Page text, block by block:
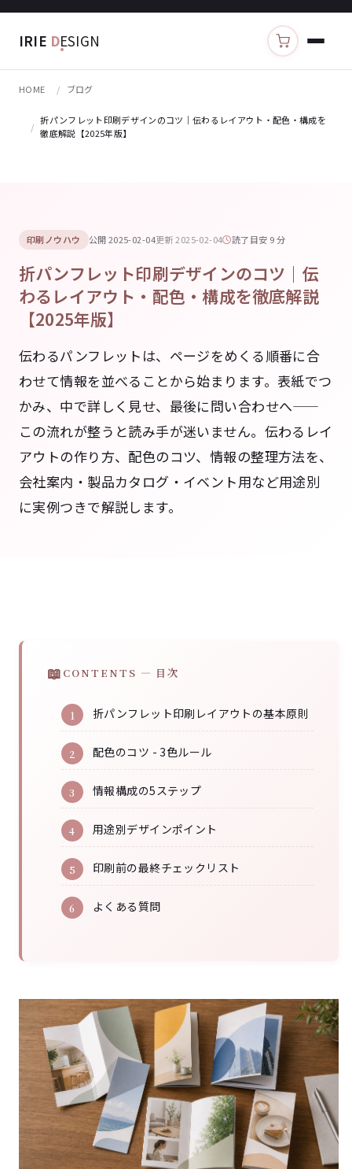
IRIE DESIGN カートを見る
HOME ブログ
折パンフレット印刷デザインのコツ｜伝わるレイアウト・配色・構成を
徹底解説【2025年版】
印刷ノウハウ 公開 2025-02-04更新 2025-02-04 読了目安 9 分
折パンフレット印刷デザインのコツ｜伝
わるレイアウト・配色・構成を徹底解説
【2025年版】
伝わるパンフレットは、ページをめくる順番に合
わせて情報を並べることから始まります。表紙でつ
かみ、中で詳しく見せ、最後に問い合わせへ——
この流れが整うと読み手が迷いません。伝わるレイ
アウトの作り方、配色のコツ、情報の整理方法を、
会社案内・製品カタログ・イベント用など用途別
に実例つきで解説します。
CONTENTS — 目次
折パンフレット印刷レイアウトの基本原則
配色のコツ - 3色ルール
情報構成の5ステップ
用途別デザインポイント
印刷前の最終チェックリスト
よくある質問